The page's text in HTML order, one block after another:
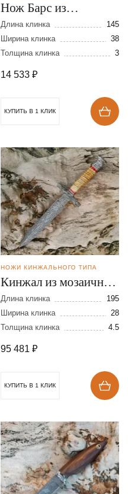
Нож Барс из
дамасской стали
Длина клинка
145
Ширина клинка
38
Толщина клинка
3
14 533 ₽
КУПИТЬ В 1 КЛИК
НОЖИ КИНЖАЛЬНОГО ТИПА
Кинжал из мозаичной
дамасской стали
Длина клинка
195
Ширина клинка
28
Толщина клинка
4.5
95 481 ₽
КУПИТЬ В 1 КЛИК